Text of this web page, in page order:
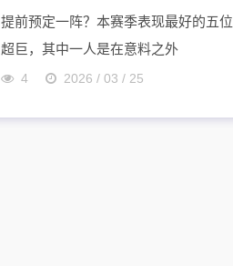
提前预定一阵？本赛季表现最好的五位
超巨，其中一人是在意料之外
4 2026 / 03 / 25